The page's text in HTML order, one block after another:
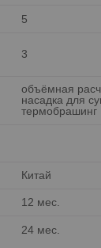
5
3
объёмная
насадка для
термобрашинг
Китай
12 мес.
24 мес.